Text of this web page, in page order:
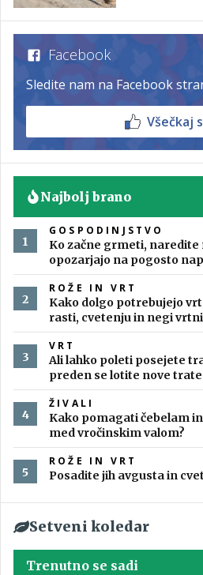
Facebook
Sledite nam na Facebook
Všečkaj
Najbolj brano
GOSPODINJSTVO
Ko začne grmeti,
opozarjajo na pogosto
ROŽE IN VRT
Kako dolgo potrebujejo
rasti, cvetenju in negi
VRT
Ali lahko poleti posejete
preden se lotite nove trate
ŽIVALI
Kako pomagati čebelam
med vročinskim valom?
ROŽE IN VRT
Posadite jih avgusta in
Setveni koledar
Trenutno se sadi